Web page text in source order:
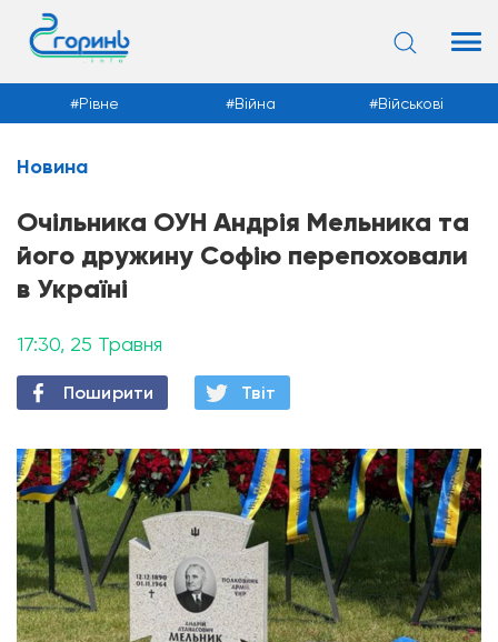
Новини
Рівне Війна Військові
Новина
Очільника ОУН Андрія Мельника та
його дружину Софію перепоховали
в Україні
17:30, 25 Травня
Поширити Твiт